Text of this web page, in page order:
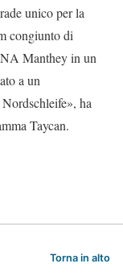
unico per la
congiunto di
Manthey in un
a un
ha
Taycan.
Torna in alto